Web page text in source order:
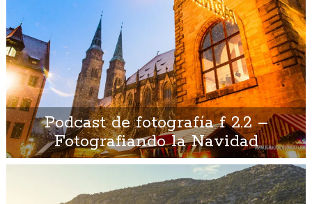
Podcast de fotografía f 2.2 –
Fotografiando la Navidad